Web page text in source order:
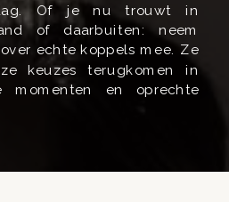
Of je nu trouwt in
of daarbuiten: neem
echte koppels mee. Ze
keuzes terugkomen in
momenten en oprechte